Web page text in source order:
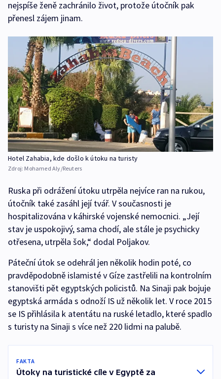
nejspíše ženě zachránilo život, protože útočník pak
přenesl zájem jinam.
Hotel Zahabia, kde došlo k útoku na turisty
Zdroj: Mohamed Aly/Reuters
Ruska při odrážení útoku utrpěla nejvíce ran na rukou,
útočník také zasáhl její tvář. V současnosti je
hospitalizována v káhirské vojenské nemocnici. „Její
stav je uspokojivý, sama chodí, ale stále je psychicky
otřesena, utrpěla šok,“ dodal Poljakov.
Páteční útok se odehrál jen několik hodin poté, co
pravděpodobně islamisté v Gíze zastřelili na kontrolním
stanovišti pět egyptských policistů. Na Sinaji pak bojuje
egyptská armáda s odnoží IS už několik let. V roce 2015
se IS přihlásila k atentátu na ruské letadlo, které spadlo
s turisty na Sinaji s více než 220 lidmi na palubě.
FAKTA
Útoky na turistické cíle v Egyptě za